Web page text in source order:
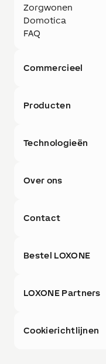
Zorgwonen
Domotica
FAQ
Commercieel
Producten
Technologieën
Over ons
Contact
Bestel LOXONE
LOXONE Partners
Cookierichtlijnen